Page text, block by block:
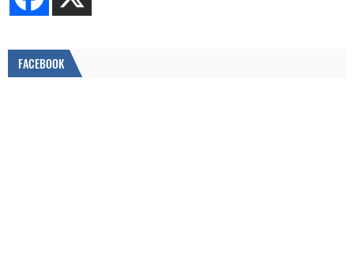
FACEBOOK